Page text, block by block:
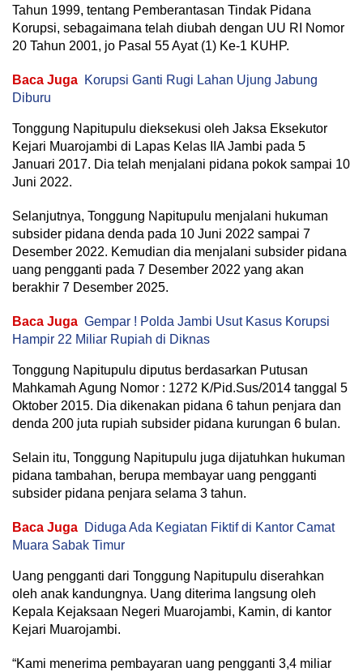
Tahun 1999, tentang Pemberantasan Tindak Pidana
Korupsi, sebagaimana telah diubah dengan UU RI Nomor
20 Tahun 2001, jo Pasal 55 Ayat (1) Ke-1 KUHP.
Baca Juga Korupsi Ganti Rugi Lahan Ujung Jabung
Diburu
Tonggung Napitupulu dieksekusi oleh Jaksa Eksekutor
Kejari Muarojambi di Lapas Kelas IIA Jambi pada 5
Januari 2017. Dia telah menjalani pidana pokok sampai 10
Juni 2022.
Selanjutnya, Tonggung Napitupulu menjalani hukuman
subsider pidana denda pada 10 Juni 2022 sampai 7
Desember 2022. Kemudian dia menjalani subsider pidana
uang pengganti pada 7 Desember 2022 yang akan
berakhir 7 Desember 2025.
Baca Juga Gempar ! Polda Jambi Usut Kasus Korupsi
Hampir 22 Miliar Rupiah di Diknas
Tonggung Napitupulu diputus berdasarkan Putusan
Mahkamah Agung Nomor : 1272 K/Pid.Sus/2014 tanggal 5
Oktober 2015. Dia dikenakan pidana 6 tahun penjara dan
denda 200 juta rupiah subsider pidana kurungan 6 bulan.
Selain itu, Tonggung Napitupulu juga dijatuhkan hukuman
pidana tambahan, berupa membayar uang pengganti
subsider pidana penjara selama 3 tahun.
Baca Juga Diduga Ada Kegiatan Fiktif di Kantor Camat
Muara Sabak Timur
Uang pengganti dari Tonggung Napitupulu diserahkan
oleh anak kandungnya. Uang diterima langsung oleh
Kepala Kejaksaan Negeri Muarojambi, Kamin, di kantor
Kejari Muarojambi.
“Kami menerima pembayaran uang pengganti 3,4 miliar